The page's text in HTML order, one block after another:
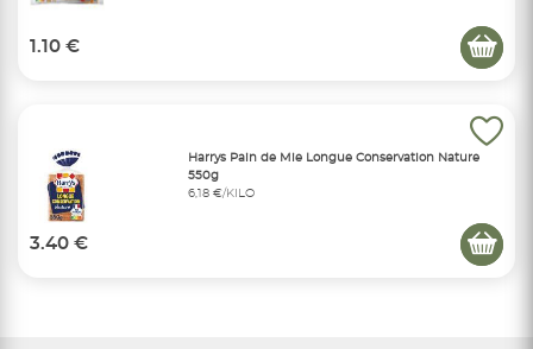
1.10 €
Harrys Pain de Mie Longue Conservation Nature
550g
6,18 €/KILO
3.40 €